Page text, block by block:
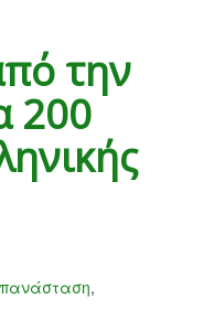
την
200
,